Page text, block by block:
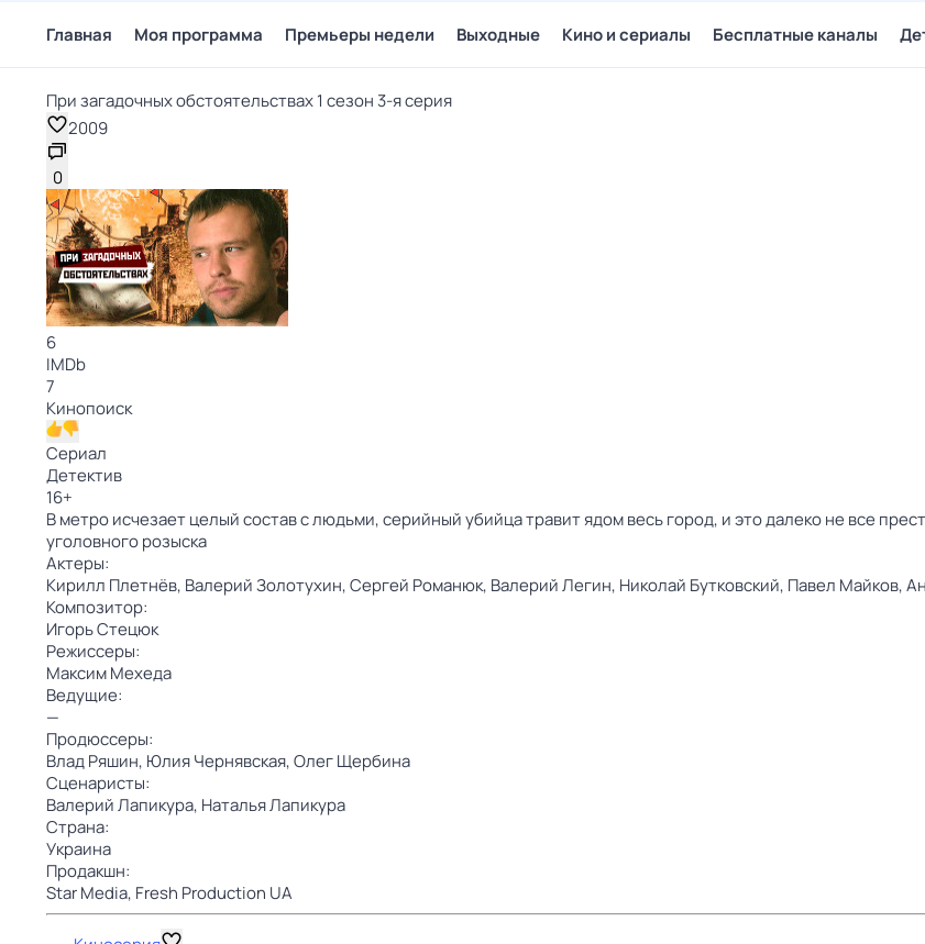
Главная Моя программа Премьеры недели Выходные Кино и сериалы Бесплатные каналы
При загадочных обстоятельствах 1 сезон 3-я серия
2009
0
6
IMDb
7
Кинопоиск
Сериал
Детектив
16+
В метро исчезает целый состав с людьми, серийный убийца травит ядом весь город, и это далеко не все
уголовного розыска
Актеры:
Кирилл Плетнёв, Валерий Золотухин,Сергей Романюк, Валерий Легин, Николай Бутковский, Павел Майков,
Композитор:
Игорь Стецюк
Режиссеры:
Максим Мехеда
Ведущие:
—
Продюссеры:
Влад Ряшин, Юлия Чернявская,Олег Щербина
Сценаристы:
Валерий Лапикура, Наталья Лапикура
Страна:
Украина
Продакшн:
Star Media, Fresh Production UA